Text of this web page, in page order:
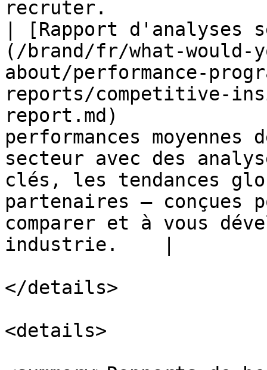
recruter.
| [Rapport d'analyses
(/brand/fr/what-
about/performance-
reports/competitive-
report.md)
performances moyennes
secteur avec des
clés, les tendances
partenaires — conçues
comparer et à vous
industrie.    |
</details>
<details>